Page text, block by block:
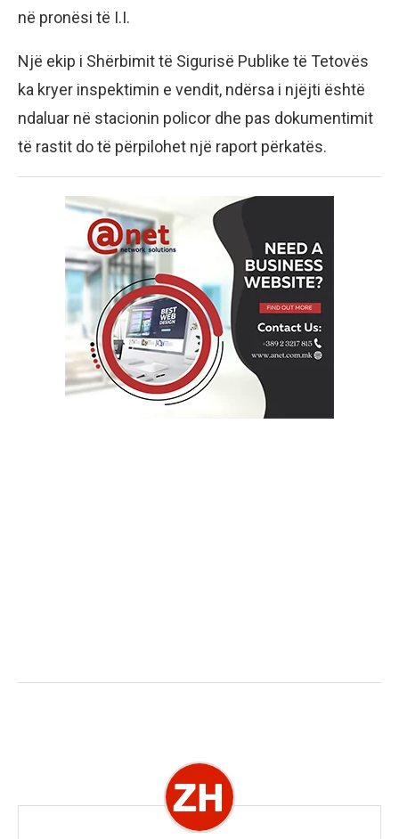
në pronësi të I.I.
Një ekip i Shërbimit të Sigurisë Publike të Tetovës
ka kryer inspektimin e vendit, ndërsa i njëjti është
ndaluar në stacionin policor dhe pas dokumentimit
të rastit do të përpilohet një raport përkatës.